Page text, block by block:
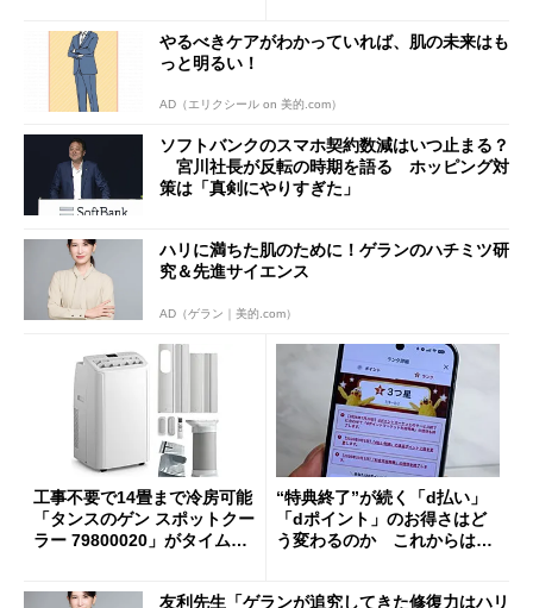
やるべきケアがわかっていれば、肌の未来はも
っと明るい！
AD（エリクシール on 美的.com）
ソフトバンクのスマホ契約数減はいつ止まる？
宮川社長が反転の時期を語る ホッピング対
策は「真剣にやりすぎた」
ハリに満ちた肌のために！ゲランのハチミツ研
究＆先進サイエンス
AD（ゲラン｜美的.com）
工事不要で14畳まで冷房可能
「タンスのゲン スポットクー
ラー 79800020」がタイムセ
“特典終了”が続く「d払い」
「dポイント」のお得さはど
う変わるのか これからは
友利先生「ゲランが追究してきた修復力はハリ